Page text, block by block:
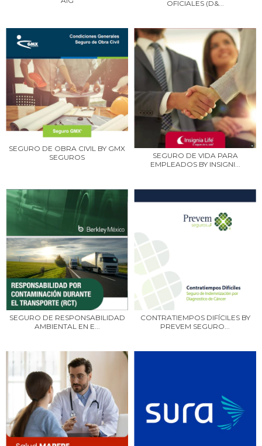
OFICIALES (D&...
SEGURO DE OBRA CIVIL BY GMX
SEGUROS
SEGURO DE VIDA PARA
EMPLEADOS BY INSIGNI...
SEGURO DE RESPONSABILIDAD
AMBIENTAL EN E...
CONTRATIEMPOS DIFÍCILES BY
PREVEM SEGURO...